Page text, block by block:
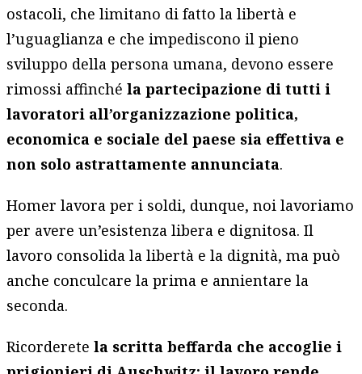
ostacoli, che limitano di fatto la libertà e
l’uguaglianza e che impediscono il pieno
sviluppo della persona umana, devono essere
rimossi affinchéla partecipazione di tutti i
lavoratori all’organizzazione politica,
economica e sociale del paese sia effettiva e
non solo astrattamente annunciata.
Homer lavora per i soldi, dunque, noi lavoriamo
per avere un’esistenza libera e dignitosa. Il
lavoro consolida la libertà e la dignità, ma può
anche conculcare la prima e annientare la
seconda.
Ricorderetela scritta beffarda che accoglie i